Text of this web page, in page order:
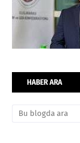
HABER ARA